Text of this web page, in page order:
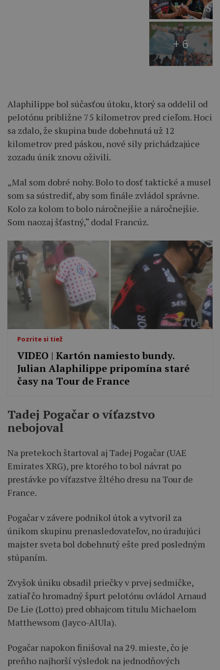
+ 6
Alaphilippe bol súčasťou útoku, ktorý sa oddelil od
pelotónu približne 75 kilometrov pred cieľom. Hoci
sa zdalo, že skupina bude dobehnutá už 12
kilometrov pred páskou, nové sily prichádzajúce
zozadu únik znovu oživili.
„Mal som dobré nohy. Bolo to dosť taktické a musel
som sa sústrediť, aby som finále zvládol správne.
Kolo za kolom to bolo náročnejšie a náročnejšie.
Som naozaj šťastný,“ dodal Francúz.
Pozrite si tiež
VIDEO ‎| Kartón namiesto bundy.
Julian Alaphilippe pripomína staré
časy na Tour de France
Tadej Pogačar o víťazstvo
nebojoval
Na pretekoch štartoval aj Tadej Pogačar (UAE
Emirates XRG), pre ktorého to bol návrat po
prestávke po víťazstve žltého dresu na Tour de
France.
Pogačar v závere podnikol útok a vytvoril za
únikom skupinu prenasledovateľov, no úradujúci
majster sveta bol dobehnutý ešte pred posledným
stúpaním.
Zvyšok úniku obsadil priečky v prvej sedmičke,
zatiaľ čo hromadný špurt pelotónu ovládol Arnaud
De Lie (Lotto) pred obhajcom titulu Michaelom
Matthewsom (Jayco-AlUla).
Pogačar napokon finišoval na 29. mieste, čo je
preňho najhorší výsledok na jednodňových